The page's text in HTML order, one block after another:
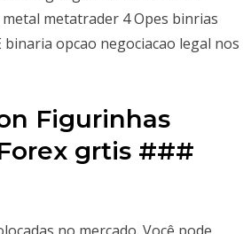
metatrader 4 Opes binrias
opcao negociacao legal nos
Figurinhas
grtis ###